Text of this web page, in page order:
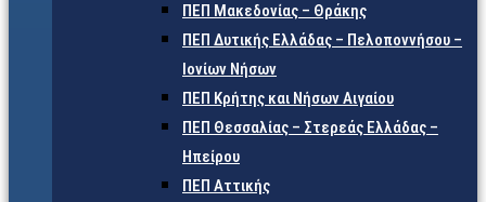
ΠΕΠ Μακεδονίας – Θράκης
ΠΕΠ Δυτικής Ελλάδας – Πελοποννήσου –
Ιονίων Νήσων
ΠΕΠ Κρήτης και Νήσων Αιγαίου
ΠΕΠ Θεσσαλίας – Στερεάς Ελλάδας –
Ηπείρου
ΠΕΠ Αττικής